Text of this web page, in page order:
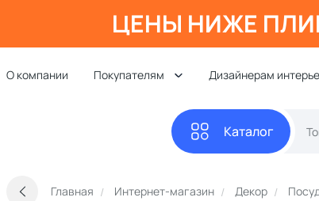
ЦЕНЫ НИЖЕ
О компании Покупателям Дизайнерам
Каталог
Главная Интернет-магазин Декор